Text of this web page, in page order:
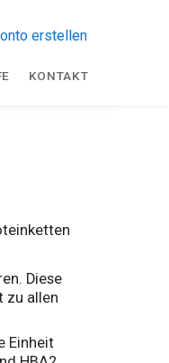
erstellen
KONTAKT
Diese
zu allen
Einheit